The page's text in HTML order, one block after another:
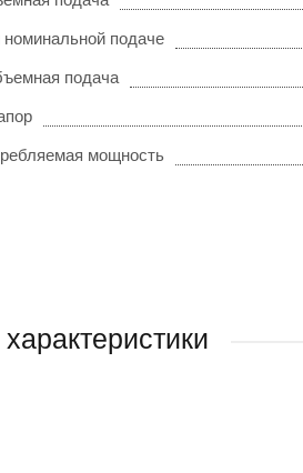
подаче
подача
мощность